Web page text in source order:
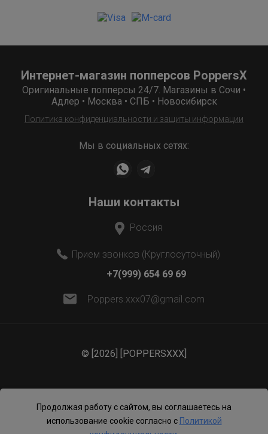
Интернет-магазин попперсов PoppersX
Оригинальные попперсы 24/7. Магазины в Сочи •
Адлер • Москва • СПБ • Новосибирск
Политика конфиденциальности и защиты информации
Мы в социальных сетях:
Наши контакты
Россия
Прием звонков (Круглосуточный)
+7(999) 654 69 69
Poppers.xxx07@gmail.com
© [2026] [POPPERSXXX]
Продолжая работу с сайтом, вы соглашаетесь на
использование cookie согласно с Политикой